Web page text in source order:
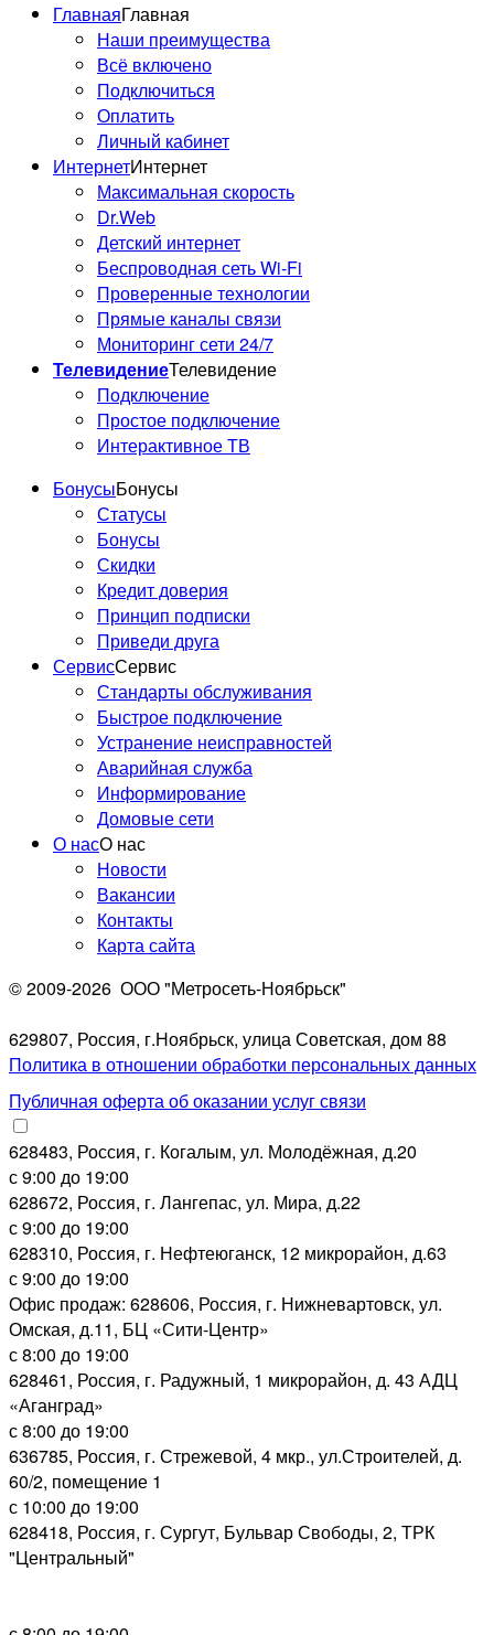
ГлавнаяГлавная
Наши преимущества
Всё включено
Подключиться
Оплатить
Личный кабинет
ИнтернетИнтернет
Максимальная скорость
Dr.Web
Детский интернет
Беспроводная сеть Wi-Fi
Проверенные технологии
Прямые каналы связи
Мониторинг сети 24/7
ТелевидениеТелевидение
Подключение
Простое подключение
Интерактивное ТВ
БонусыБонусы
Статусы
Бонусы
Скидки
Кредит доверия
Принцип подписки
Приведи друга
СервисСервис
Стандарты обслуживания
Быстрое подключение
Устранение неисправностей
Аварийная служба
Информирование
Домовые сети
О насО нас
Новости
Вакансии
Контакты
Карта сайта
© 2009-2026 ООО "Метросеть-Ноябрьск"
629807, Россия, г.Ноябрьск, улица Советская, дом 88
Политика в отношении обработки персональных данных
Публичная оферта об оказании услуг связи
628483, Россия, г. Когалым, ул. Молодёжная, д.20
с 9:00 до 19:00
628672, Россия, г. Лангепас, ул. Мира, д.22
с 9:00 до 19:00
628310, Россия, г. Нефтеюганск, 12 микрорайон, д.63
с 9:00 до 19:00
Офис продаж: 628606, Россия, г. Нижневартовск, ул.
Омская, д.11, БЦ «Сити-Центр»
с 8:00 до 19:00
628461, Россия, г. Радужный, 1 микрорайон, д. 43 АДЦ
«Аганград»
с 8:00 до 19:00
636785, Россия, г. Стрежевой, 4 мкр., ул.Строителей, д.
60/2, помещение 1
с 10:00 до 19:00
628418, Россия, г. Сургут, Бульвар Свободы, 2, ТРК
"Центральный"